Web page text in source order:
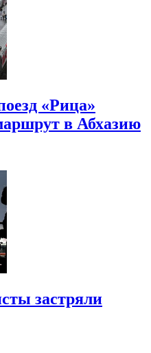
«Рица»
в Абхазию
застряли